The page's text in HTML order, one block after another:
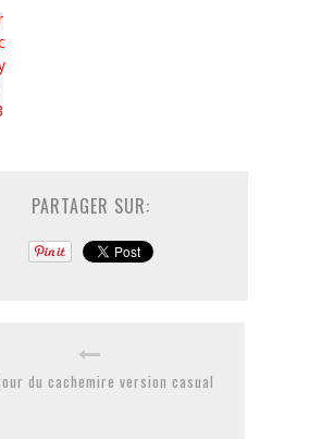
PARTAGER SUR:
du cachemire version casual